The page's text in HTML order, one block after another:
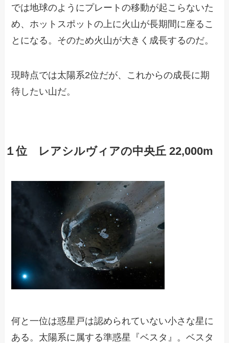
では地球のようにプレートの移動が起こらないた
め、ホットスポットの上に火山が長期間に座るこ
とになる。そのため火山が大きく成長するのだ。
現時点では太陽系2位だが、これからの成長に期
待したい山だ。
１位 レアシルヴィアの中央丘 22,000m
何と一位は惑星戸は認められていない小さな星に
ある。太陽系に属する準惑星『ベスタ』。ベスタ